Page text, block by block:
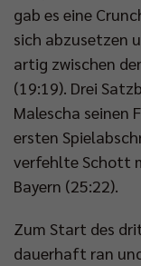
gab es eine
sich abzusetzen
artig zwischen
(19:19). Drei
Malescha seinen
ersten
verfehlte Schott
Bayern (25:22).
Zum Start des
dauerhaft ran